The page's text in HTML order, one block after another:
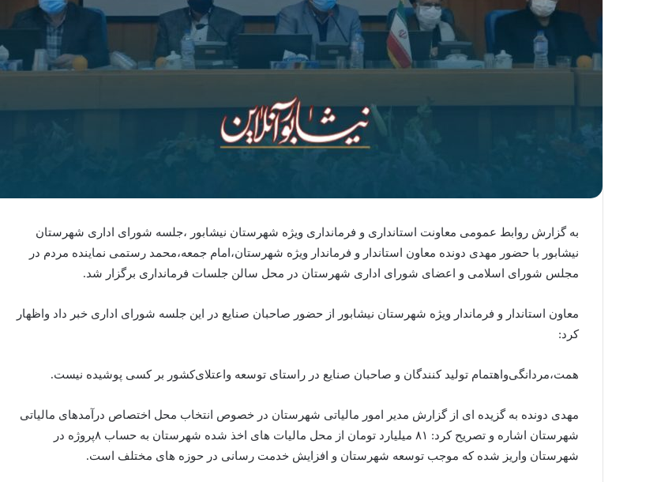
به گزارش روابط عمومی معاونت استانداری و فرمانداری ویژه شهرستان نیشابور ،جلسه شورای اداری شهرستان
نیشابور با حضور مهدی دونده معاون استاندار و فرماندار ویژه شهرستان،امام جمعه،محمد رستمی نماینده مردم در
مجلس شورای اسلامی و اعضای شورای اداری شهرستان در محل سالن جلسات فرمانداری برگزار شد.
معاون استاندار و فرماندار ویژه شهرستان نیشابور از حضور صاحبان صنایع در این جلسه شورای اداری خبر داد واظهار
کرد:
همت،مردانگی‌و‌اهتمام تولید کنندگان و صاحبان صنایع در راستای توسعه و‌اعتلای‌‌کشور بر کسی پوشیده نیست.
مهدی دونده به گزیده ای از گزارش مدیر امور مالیاتی شهرستان در خصوص انتخاب محل اختصاص درآمدهای مالیاتی
شهرستان اشاره و تصریح کرد: ۸۱ میلیارد تومان از محل مالیات های اخذ شده شهرستان به حساب ۸پروژه در
شهرستان واریز شده که موجب توسعه شهرستان و‌ افزایش خدمت رسانی در‌ حوزه های مختلف است.